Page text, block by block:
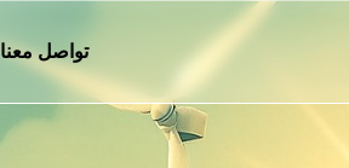
تواصل معنا